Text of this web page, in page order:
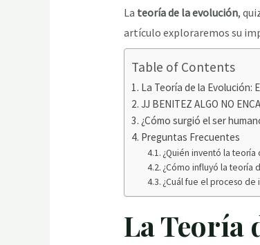
La teoría de la evolución,
artículo exploraremos su
Table of Contents
La Teoría de la Evolución:
JJ BENITEZ ALGO NO
¿Cómo surgió el ser
Preguntas Frecuentes
¿Quién inventó la teoría
¿Cómo influyó la teoría
¿Cuál fue el proceso
La Teoría